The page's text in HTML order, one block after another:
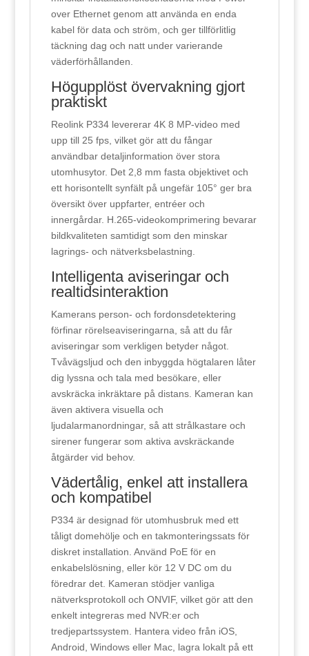
over Ethernet genom att använda en enda
kabel för data och ström, och ger tillförlitlig
täckning dag och natt under varierande
väderförhållanden.
Högupplöst övervakning gjort
praktiskt
Reolink P334 levererar 4K 8 MP-video med
upp till 25 fps, vilket gör att du fångar
användbar detaljinformation över stora
utomhusytor. Det 2,8 mm fasta objektivet och
ett horisontellt synfält på ungefär 105° ger bra
översikt över uppfarter, entréer och
innergårdar. H.265-videokomprimering bevarar
bildkvaliteten samtidigt som den minskar
lagrings- och nätverksbelastning.
Intelligenta aviseringar och
realtidsinteraktion
Kamerans person- och fordonsdetektering
förfinar rörelseaviseringarna, så att du får
aviseringar som verkligen betyder något.
Tvåvägsljud och den inbyggda högtalaren låter
dig lyssna och tala med besökare, eller
avskräcka inkräktare på distans. Kameran kan
även aktivera visuella och
ljudalarmanordningar, så att strålkastare och
sirener fungerar som aktiva avskräckande
åtgärder vid behov.
Vädertålig, enkel att installera
och kompatibel
P334 är designad för utomhusbruk med ett
tåligt domehölje och en takmonteringssats för
diskret installation. Använd PoE för en
enkabelslösning, eller kör 12 V DC om du
föredrar det. Kameran stödjer vanliga
nätverksprotokoll och ONVIF, vilket gör att den
enkelt integreras med NVR:er och
tredjepartssystem. Hantera video från iOS,
Android, Windows eller Mac, lagra lokalt på ett